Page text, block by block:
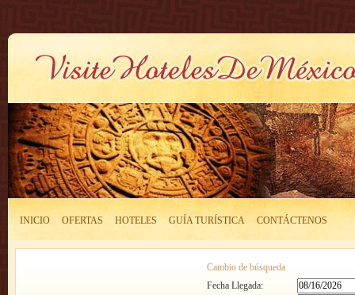
INICIO OFERTAS HOTELES GUÍA TURÍSTICA CONTÁCTENOS
Cambio de búsqueda
Fecha Llegada: